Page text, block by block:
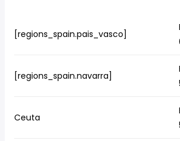
[regions_spain.pais_vasco]
[regions_spain.navarra]
Ceuta